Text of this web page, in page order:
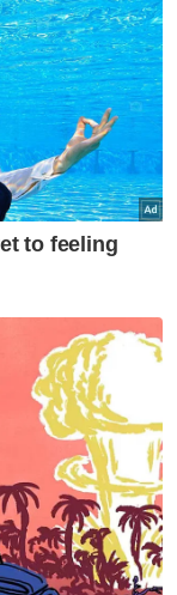
tempat
mata.
pasukan
A
- Bernama
dapatkan
×
anda?
menengah
sarjana muda
kedoktoran